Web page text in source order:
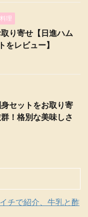
理
り寄せ【日進ハム
をレビュー】
セットをお取り寄
！格別な美味しさ
チで紹介、牛乳と酢